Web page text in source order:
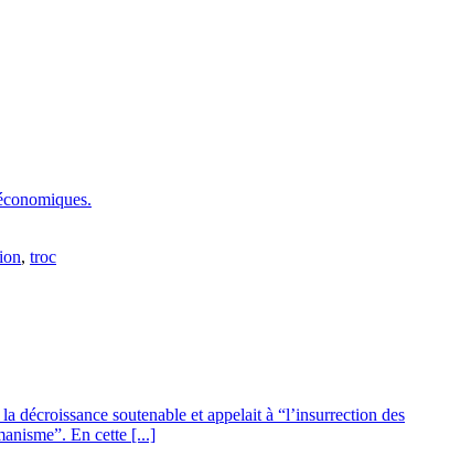
, troc
décroissance soutenable et appelait à “l’insurrection des
En cette [...]